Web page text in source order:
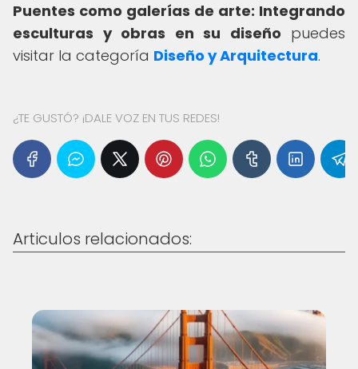
Puentes como galerías de arte: Integrando
esculturas y obras en su diseño puedes
visitar la categoría Diseño y Arquitectura.
¿TE GUSTÓ? ¡DALE VOZ EN TUS REDES!
Articulos relacionados: